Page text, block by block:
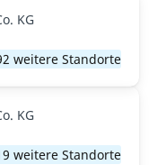
KG
weitere Standorte
KG
weitere Standorte